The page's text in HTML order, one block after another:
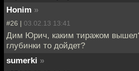
Honim »
#26 | 03.02.13 13:41
Дим Юрич, каким тиражом
глубинки то дойдет?
sumerki »